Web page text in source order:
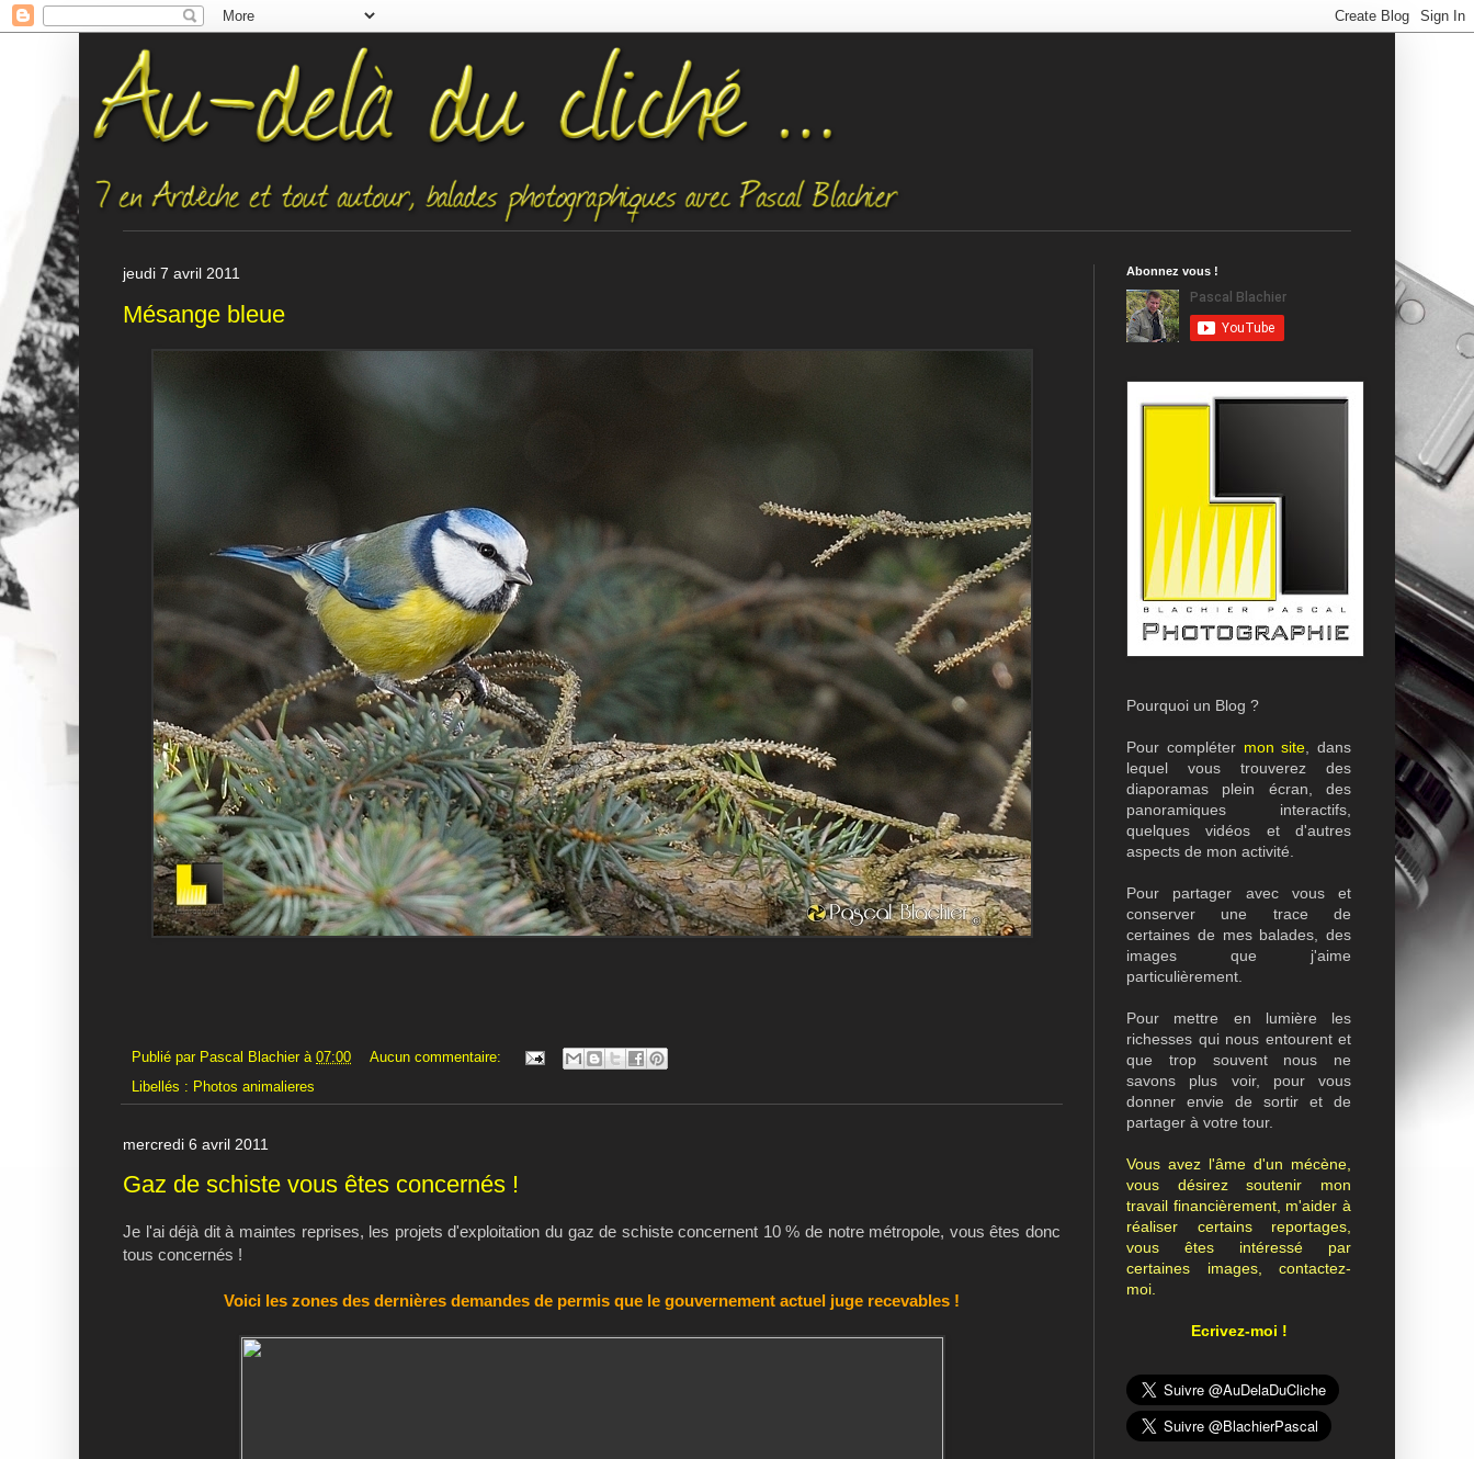
jeudi 7 avril 2011
Mésange bleue
Publié par Pascal Blachier à 07:00
Aucun commentaire:
Libellés : Photos animalieres
mercredi 6 avril 2011
Gaz de schiste vous êtes concernés !
Je l'ai déjà dit à maintes reprises, les projets d'exploitation du gaz de schiste concernent 10 % de notre métropole, vous êtes donc
tous concernés !
Voici les zones des dernières demandes de permis que le gouvernement actuel juge recevables !
Abonnez vous !
Pourquoi un Blog ?
Pour compléter mon site , dans
lequel vous trouverez des
diaporamas plein écran, des
panoramiques interactifs,
quelques vidéos et d'autres
aspects de mon activité.
Pour partager avec vous et
conserver une trace de
certaines de mes balades, des
images que j'aime
particulièrement.
Pour mettre en lumière les
richesses qui nous entourent et
que trop souvent nous ne
savons plus voir, pour vous
donner envie de sortir et de
partager à votre tour.
Vous avez l'âme d'un mécène,
vous désirez soutenir mon
travail financièrement, m'aider à
réaliser certains reportages,
vous êtes intéressé par
certaines images, contactez-
moi.
Ecrivez-moi !